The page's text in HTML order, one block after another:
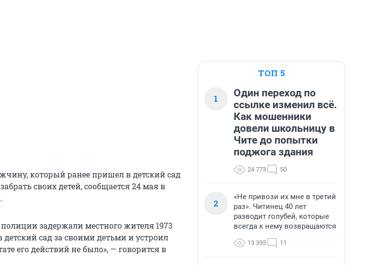
который ранее пришел в детский сад
своих детей, сообщается 24 мая в
задержали местного жителя 1973
сад за своими детьми и устроил
его действий не было», — говорится в
ТОП 5
1
Один переход по
ссылке изменил всё.
Как мошенники
довели школьницу в
Чите до попытки
поджога здания
24 773 50
2
«Не привози их мне в третий
раз». Читинец 40 лет
разводит голубей, которые
всегда к нему возвращаются
13 395 11